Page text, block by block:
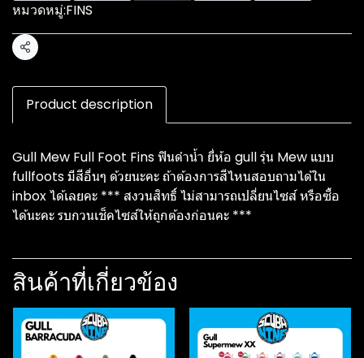
หมวดหมู่:FINS
แชร์
Product description
Gull Mew Full Foot Fins ฟินดำน้ำ ยี่ห้อ gull รุ่น Mew แบบ
fullfoots มีสีอื่นๆ ด้วยนะคะ ถ้าต้องการสีไหนสอบถามได้ใน
inbox ได้เลยคะ *** สงวนสิทธิ์ ไม่สามารถเปลี่ยนไซส์ หรือซื้อ
ได้นะคะ รบกวนเช็คไซส์ให้ถูกต้องก่อนคะ ***
สินค้าที่เกี่ยวข้อง